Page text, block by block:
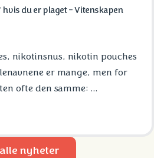
hvis du er plaget - Vitenskapen
nikotinsnus, nikotin pouches
er mange, men for
ofte den samme: ...
alle nyheter